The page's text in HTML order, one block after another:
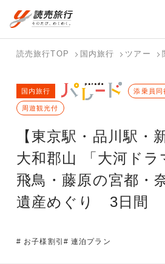
国内旅行トップ
バスツアー
を探す
個人旅行
（ブーケ）
探す
す
海外旅行トップ
海外特集か
ら探す
テーマから
探す
す
読売旅行TOP 国内旅行 ツアー
【東京駅・品川駅・
大和郡山 「大河ド
飛鳥・藤原の宮都・
遺産めぐり 3日間
国内旅行 添乗員同
周遊観光付
# お子様割引 # 連泊プラン